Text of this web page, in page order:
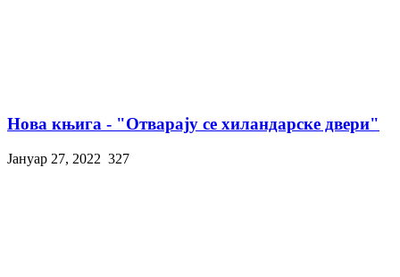
Нова књига - "Отварају се хиландарске двери"
Јануар 27, 2022 327